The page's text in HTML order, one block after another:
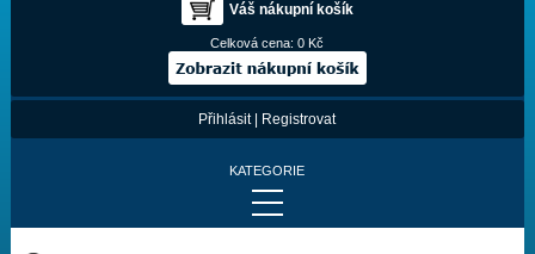
Váš nákupní košík
Celková cena:0 Kč
Přihlásit| Registrovat
KATEGORIE